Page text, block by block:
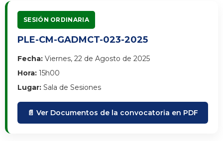
SESIÓN ORDINARIA
PLE-CM-GADMCT-023-2025
Fecha: Viernes, 22 de Agosto de 2025
Hora: 15h00
Lugar: Sala de Sesiones
📄 Ver Documentos de la convocatoria en PDF